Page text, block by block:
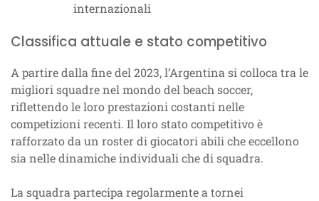
internazionali
Classifica attuale e stato competitivo
A partire dalla fine del 2023, l’Argentina si colloca tra le
migliori squadre nel mondo del beach soccer,
riflettendo le loro prestazioni costanti nelle
competizioni recenti. Il loro stato competitivo è
rafforzato da un roster di giocatori abili che eccellono
sia nelle dinamiche individuali che di squadra.
La squadra partecipa regolarmente a tornei